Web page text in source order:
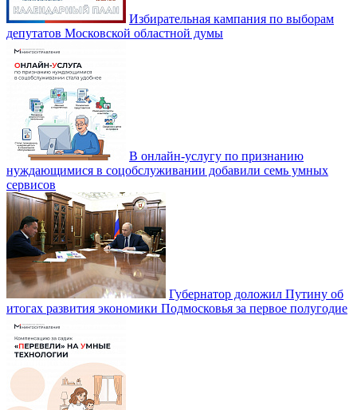
Избирательная кампания по выборам
депутатов Московской областной думы
В онлайн-услугу по признанию
нуждающимися в соцобслуживании добавили семь умных
сервисов
Губернатор доложил Путину об
итогах развития экономики Подмосковья за первое полугодие